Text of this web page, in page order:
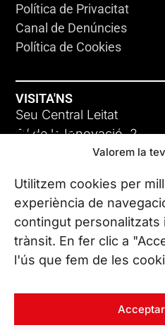
Valorem la
Utilitzem cookies per
experiència de
contingut personalitzats
trànsit. En fer clic a
l'ús que fem de les
ADC-CRC
17 DE JUNY DE 2026
Política de Privacitat
Canal de Denúncies
Política de Cookies
VISITA'NS
Seu Central Leitat
C/ de la Innovació, 2
08225 Terrassa,
Coneix les nostres seus
CONTACTA’NS
Tel. (+34) 937 882 300